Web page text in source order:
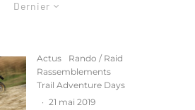
Dernier
Actus
Rando / Raid
Rassemblements
Trail Adventure Days
· 21 mai 2019